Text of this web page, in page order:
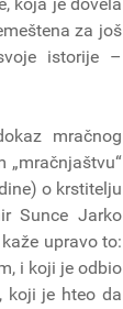
koja je dovela
za još
istorije –
mračnog
„mračnjaštvu“
o krstitelju
Sunce Jarko
upravo to:
i koji je odbio
koji je hteo da